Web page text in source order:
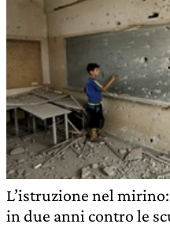
L’istruzione nel
in due anni contro le